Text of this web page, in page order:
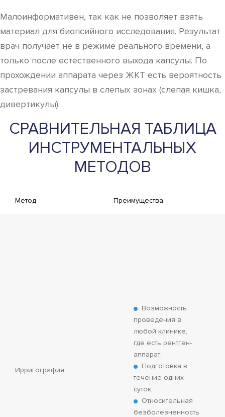
Малоинформативен, так как не позволяет взять
материал для биопсийного исследования. Результат
врач получает не в режиме реального времени, а
только после естественного выхода капсулы. По
прохождении аппарата через ЖКТ есть вероятность
застревания капсулы в слепых зонах (слепая кишка,
дивертикулы).
СРАВНИТЕЛЬНАЯ ТАБЛИЦА
ИНСТРУМЕНТАЛЬНЫХ
МЕТОДОВ
Метод Преимущества
Ирригография
Возможность
проведения в
любой клинике,
где есть рентген-
аппарат;
Подготовка в
течение одних
суток;
Относительная
безболезненность